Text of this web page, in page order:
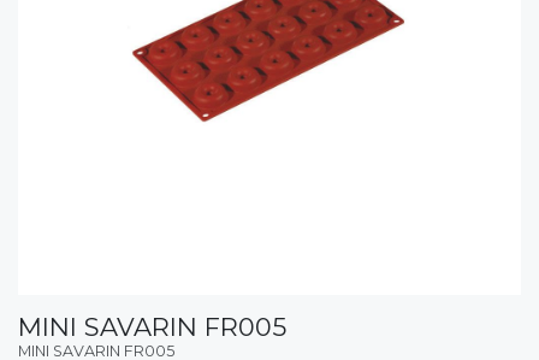
MINI SAVARIN FR005
MINI SAVARIN FR005